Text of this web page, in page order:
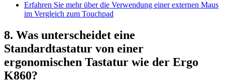
Erfahren Sie mehr über die Verwendung einer externen Maus
im Vergleich zum Touchpad
8. Was unterscheidet eine
Standardtastatur von einer
ergonomischen Tastatur wie der Ergo
K860?